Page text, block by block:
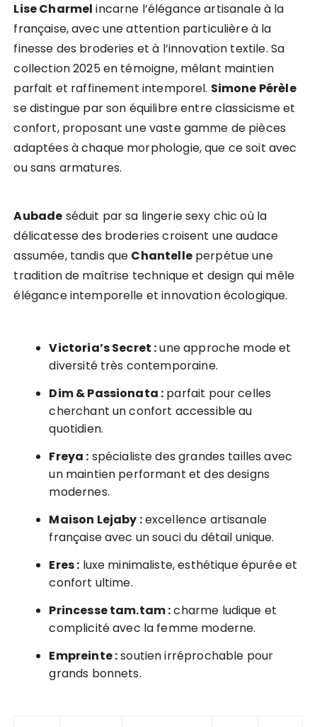
Lise Charmel incarne l’élégance artisanale à la
française, avec une attention particulière à la
finesse des broderies et à l’innovation textile. Sa
collection 2025 en témoigne, mêlant maintien
parfait et raffinement intemporel. Simone Pérèle
se distingue par son équilibre entre classicisme et
confort, proposant une vaste gamme de pièces
adaptées à chaque morphologie, que ce soit avec
ou sans armatures.
Aubade séduit par sa lingerie sexy chic où la
délicatesse des broderies croisent une audace
assumée, tandis que Chantelleperpétue une
tradition de maîtrise technique et design qui mêle
élégance intemporelle et innovation écologique.
Victoria’s Secret :une approche mode et
diversité très contemporaine.
Dim & Passionata : parfait pour celles
cherchant un confort accessible au
quotidien.
Freya : spécialiste des grandes tailles avec
un maintien performant et des designs
modernes.
Maison Lejaby :excellence artisanale
française avec un souci du détail unique.
Eres : luxe minimaliste, esthétique épurée et
confort ultime.
Princesse tam.tam :charme ludique et
complicité avec la femme moderne.
Empreinte :soutien irréprochable pour
grands bonnets.